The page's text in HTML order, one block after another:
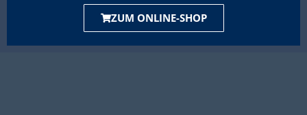
ZUM ONLINE-SHOP